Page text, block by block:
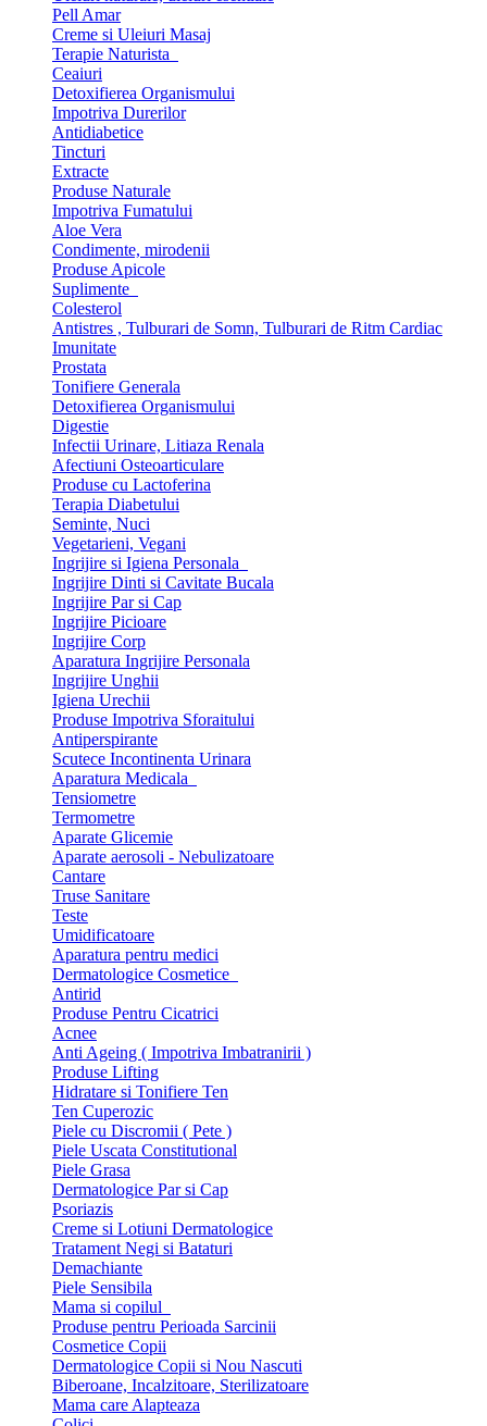
Pell Amar
Creme si Uleiuri Masaj
Terapie Naturista
Ceaiuri
Detoxifierea Organismului
Impotriva Durerilor
Antidiabetice
Tincturi
Extracte
Produse Naturale
Impotriva Fumatului
Aloe Vera
Condimente, mirodenii
Produse Apicole
Suplimente
Colesterol
Antistres , Tulburari de Somn, Tulburari de Ritm Cardiac
Imunitate
Prostata
Tonifiere Generala
Detoxifierea Organismului
Digestie
Infectii Urinare, Litiaza Renala
Afectiuni Osteoarticulare
Produse cu Lactoferina
Terapia Diabetului
Seminte, Nuci
Vegetarieni, Vegani
Ingrijire si Igiena Personala
Ingrijire Dinti si Cavitate Bucala
Ingrijire Par si Cap
Ingrijire Picioare
Ingrijire Corp
Aparatura Ingrijire Personala
Ingrijire Unghii
Igiena Urechii
Produse Impotriva Sforaitului
Antiperspirante
Scutece Incontinenta Urinara
Aparatura Medicala
Tensiometre
Termometre
Aparate Glicemie
Aparate aerosoli - Nebulizatoare
Cantare
Truse Sanitare
Teste
Umidificatoare
Aparatura pentru medici
Dermatologice Cosmetice
Antirid
Produse Pentru Cicatrici
Acnee
Anti Ageing ( Impotriva Imbatranirii )
Produse Lifting
Hidratare si Tonifiere Ten
Ten Cuperozic
Piele cu Discromii ( Pete )
Piele Uscata Constitutional
Piele Grasa
Dermatologice Par si Cap
Psoriazis
Creme si Lotiuni Dermatologice
Tratament Negi si Bataturi
Demachiante
Piele Sensibila
Mama si copilul
Produse pentru Perioada Sarcinii
Cosmetice Copii
Dermatologice Copii si Nou Nascuti
Biberoane, Incalzitoare, Sterilizatoare
Mama care Alapteaza